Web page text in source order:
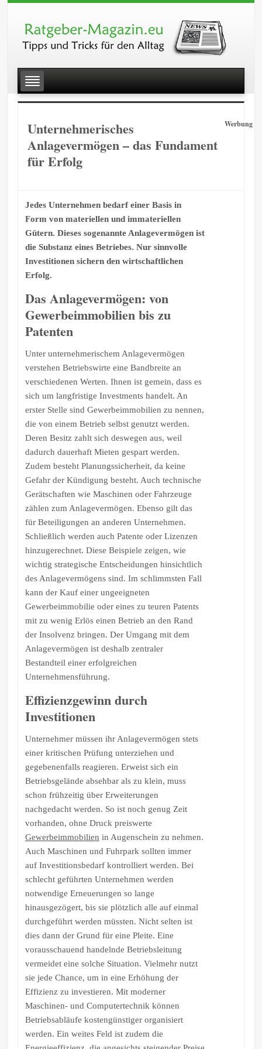
Unternehmerisches
Anlagevermögen – das Fundament
für Erfolg
Werbung
Jedes Unternehmen bedarf einer Basis in
Form von materiellen und immateriellen
Gütern. Dieses sogenannte Anlagevermögen ist
die Substanz eines Betriebes. Nur sinnvolle
Investitionen sichern den wirtschaftlichen
Erfolg.
Das Anlagevermögen: von
Gewerbeimmobilien bis zu
Patenten
Unter unternehmerischem Anlagevermögen
verstehen Betriebswirte eine Bandbreite an
verschiedenen Werten. Ihnen ist gemein, dass es
sich um langfristige Investments handelt. An
erster Stelle sind Gewerbeimmobilien zu nennen,
die von einem Betrieb selbst genutzt werden.
Deren Besitz zahlt sich deswegen aus, weil
dadurch dauerhaft Mieten gespart werden.
Zudem besteht Planungssicherheit, da keine
Gefahr der Kündigung besteht. Auch technische
Gerätschaften wie Maschinen oder Fahrzeuge
zählen zum Anlagevermögen. Ebenso gilt das
für Beteiligungen an anderen Unternehmen.
Schließlich werden auch Patente oder Lizenzen
hinzugerechnet. Diese Beispiele zeigen, wie
wichtig strategische Entscheidungen hinsichtlich
des Anlagevermögens sind. Im schlimmsten Fall
kann der Kauf einer ungeeigneten
Gewerbeimmobilie oder eines zu teuren Patents
mit zu wenig Erlös einen Betrieb an den Rand
der Insolvenz bringen. Der Umgang mit dem
Anlagevermögen ist deshalb zentraler
Bestandteil einer erfolgreichen
Unternehmensführung.
Effizienzgewinn durch
Investitionen
Unternehmer müssen ihr Anlagevermögen stets
einer kritischen Prüfung unterziehen und
gegebenenfalls reagieren. Erweist sich ein
Betriebsgelände absehbar als zu klein, muss
schon frühzeitig über Erweiterungen
nachgedacht werden. So ist noch genug Zeit
vorhanden, ohne Druck preiswerte
Gewerbeimmobilien in Augenschein zu nehmen.
Auch Maschinen und Fuhrpark sollten immer
auf Investitionsbedarf kontrolliert werden. Bei
schlecht geführten Unternehmen werden
notwendige Erneuerungen so lange
hinausgezögert, bis sie plötzlich alle auf einmal
durchgeführt werden müssten. Nicht selten ist
dies dann der Grund für eine Pleite. Eine
vorausschauend handelnde Betriebsleitung
vermeidet eine solche Situation. Vielmehr nutzt
sie jede Chance, um in eine Erhöhung der
Effizienz zu investieren. Mit moderner
Maschinen- und Computertechnik können
Betriebsabläufe kostengünstiger organisiert
werden. Ein weites Feld ist zudem die